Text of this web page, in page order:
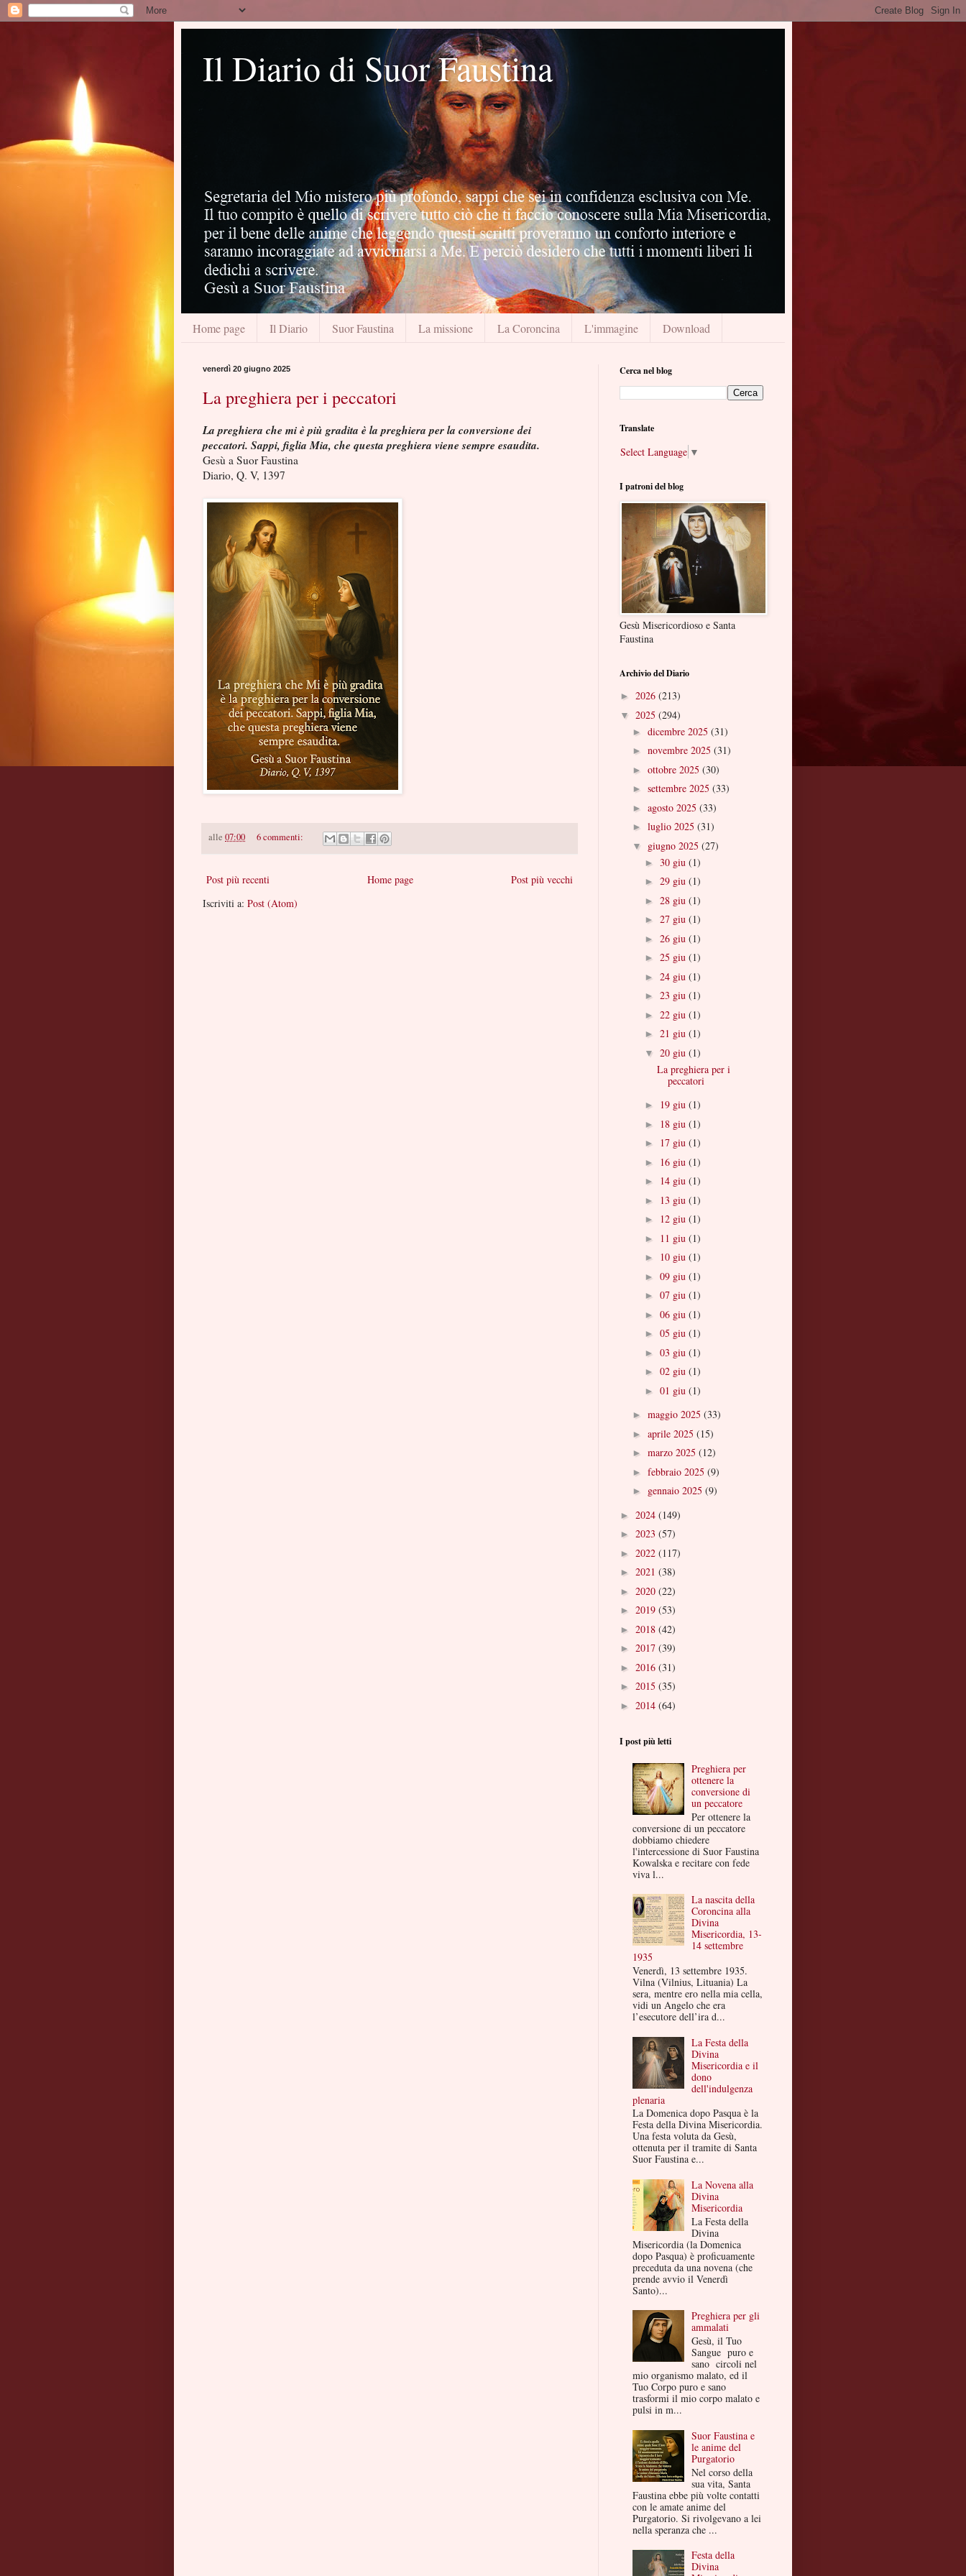
Il Diario di Suor Faustina
Home page Il Diario Suor Faustina La missione La Coroncina L'immagine Download
venerdì 20 giugno 2025
La preghiera per i peccatori
La preghiera che mi è più gradita è la preghiera per la conversione dei
peccatori. Sappi, figlia Mia, che questa preghiera viene sempre esaudita.
Gesù a Suor Faustina
Diario, Q. V, 1397
alle 07:00 6 commenti:
Post più recenti Post più vecchi
Home page
Iscriviti a: Post (Atom)
Cerca nel blog
Translate
Select Language ▼
I patroni del blog
Gesù Misericordioso e Santa
Faustina
Archivio del Diario
► 2026 (213)
▼ 2025 (294)
► dicembre 2025 (31)
► novembre 2025 (31)
► ottobre 2025 (30)
► settembre 2025 (33)
► agosto 2025 (33)
► luglio 2025 (31)
▼ giugno 2025 (27)
► 30 giu (1)
► 29 giu (1)
► 28 giu (1)
► 27 giu (1)
► 26 giu (1)
► 25 giu (1)
► 24 giu (1)
► 23 giu (1)
► 22 giu (1)
► 21 giu (1)
▼ 20 giu (1)
La preghiera per i
peccatori
► 19 giu (1)
► 18 giu (1)
► 17 giu (1)
► 16 giu (1)
► 14 giu (1)
► 13 giu (1)
► 12 giu (1)
► 11 giu (1)
► 10 giu (1)
► 09 giu (1)
► 07 giu (1)
► 06 giu (1)
► 05 giu (1)
► 03 giu (1)
► 02 giu (1)
► 01 giu (1)
► maggio 2025 (33)
► aprile 2025 (15)
► marzo 2025 (12)
► febbraio 2025 (9)
► gennaio 2025 (9)
► 2024 (149)
► 2023 (57)
► 2022 (117)
► 2021 (38)
► 2020 (22)
► 2019 (53)
► 2018 (42)
► 2017 (39)
► 2016 (31)
► 2015 (35)
► 2014 (64)
I post più letti
Preghiera per
ottenere la
conversione di
un peccatore
Per ottenere la
conversione di un peccatore
dobbiamo chiedere
l'intercessione di Suor Faustina
Kowalska e recitare con fede
viva l...
La nascita della
Coroncina alla
Divina
Misericordia, 13-
14 settembre
1935
Venerdì, 13 settembre 1935.
Vilna (Vilnius, Lituania) La
sera, mentre ero nella mia cella,
vidi un Angelo che era
l’esecutore dell’ira d...
La Festa della
Divina
Misericordia e il
dono
dell'indulgenza
plenaria
La Domenica dopo Pasqua è la
Festa della Divina Misericordia.
Una festa voluta da Gesù,
ottenuta per il tramite di Santa
Suor Faustina e...
La Novena alla
Divina
Misericordia
La Festa della
Divina
Misericordia (la Domenica
dopo Pasqua) è proficuamente
preceduta da una novena (che
prende avvio il Venerdì
Santo)...
Preghiera per gli
ammalati
Gesù, il Tuo
Sangue puro e
sano circoli nel
mio organismo malato, ed il
Tuo Corpo puro e sano
trasformi il mio corpo malato e
pulsi in m...
Suor Faustina e
le anime del
Purgatorio
Nel corso della
sua vita, Santa
Faustina ebbe più volte contatti
con le amate anime del
Purgatorio. Si rivolgevano a lei
nella speranza che ...
Festa della
Divina